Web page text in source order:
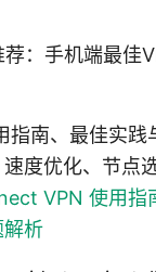
：手机端最佳
指南、最佳实践
度优化、节点
VPN 使用指
析